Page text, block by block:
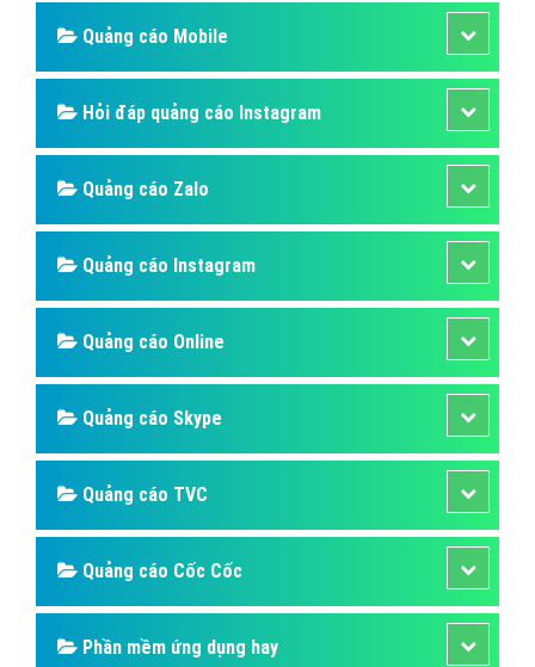
Quảng cáo Mobile
Hỏi đáp quảng cáo Instagram
Quảng cáo Zalo
Quảng cáo Instagram
Quảng cáo Online
Quảng cáo Skype
Quảng cáo TVC
Quảng cáo Cốc Cốc
Phần mềm ứng dụng hay